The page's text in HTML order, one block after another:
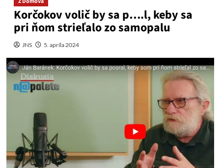
Korčokov volič by sa p….l, keby sa
pri ňom strieľalo zo samopalu
JNS 5. apríla 2024